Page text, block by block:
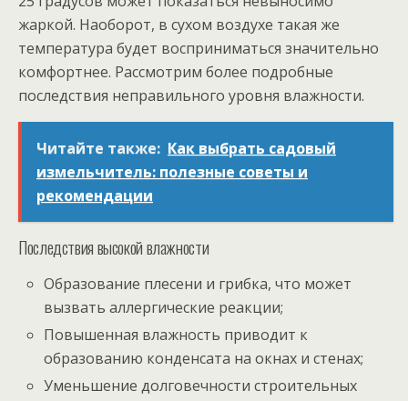
жаркой. Наоборот, в сухом воздухе такая же
температура будет восприниматься значительно
комфортнее. Рассмотрим более подробные
последствия неправильного уровня влажности.
Читайте также: Как выбрать садовый
измельчитель: полезные советы и
рекомендации
Последствия высокой влажности
Образование плесени и грибка, что может
вызвать аллергические реакции;
Повышенная влажность приводит к
образованию конденсата на окнах и стенах;
Уменьшение долговечности строительных